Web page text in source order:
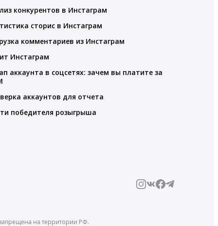
конкурентов в Инстаграм
сторис в Инстаграм
комментариев из Инстаграм
Инстаграм
аккаунта в соцсетях: зачем вы платите за
аккаунтов для отчета
победителя розыгрыша
на территории РФ.